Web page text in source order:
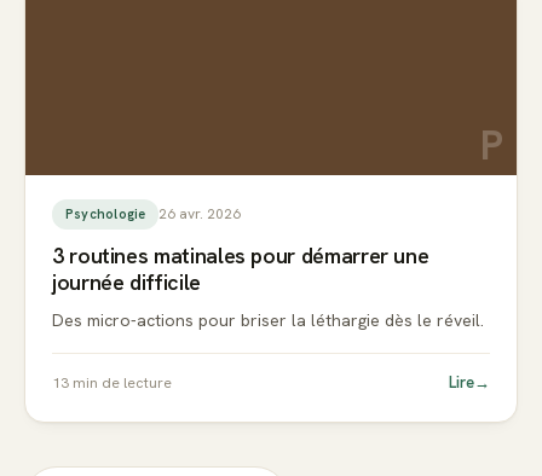
P
Psychologie 26 avr. 2026
3 routines matinales pour démarrer une
journée difficile
Des micro-actions pour briser la léthargie dès le réveil.
13 min de lecture Lire→